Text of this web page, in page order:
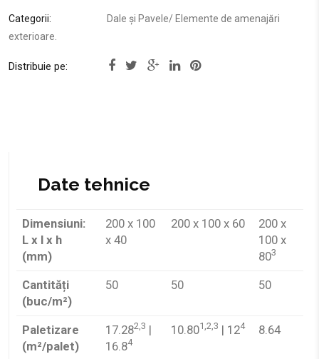
Categorii: Dale și Pavele/Elemente de amenajări
exterioare
Distribuie pe:
Dimensiuni:
L x l x h
(mm)
200 x 100
x 40
200 x 100 x 60
200 x
100 x
803
Cantități
(buc/m²)
50 50 50
Paletizare
(m²/palet)
17.282,3 |
16.84
10.801,2,3 | 124 8.64